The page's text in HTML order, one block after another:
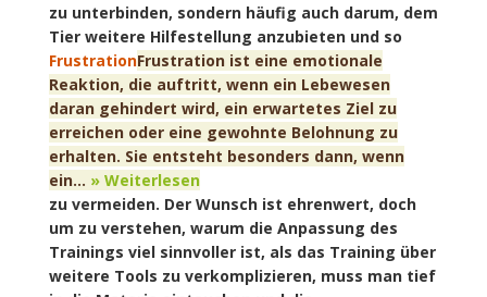
zu unterbinden, sondern häufig auch darum, dem
Tier weitere Hilfestellung anzubieten und so
FrustrationFrustration ist eine emotionale
Reaktion, die auftritt, wenn ein Lebewesen
daran gehindert wird, ein erwartetes Ziel zu
erreichen oder eine gewohnte Belohnung zu
erhalten. Sie entsteht besonders dann, wenn
ein... » Weiterlesen
zu vermeiden. Der Wunsch ist ehrenwert, doch
um zu verstehen, warum die Anpassung des
Trainings viel sinnvoller ist, als das Training über
weitere Tools zu verkomplizieren, muss man tief